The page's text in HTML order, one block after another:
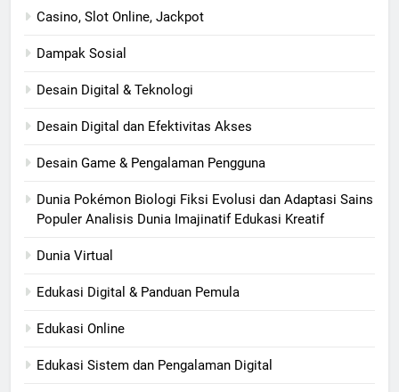
Casino, Slot Online, Jackpot
Dampak Sosial
Desain Digital & Teknologi
Desain Digital dan Efektivitas Akses
Desain Game & Pengalaman Pengguna
Dunia Pokémon Biologi Fiksi Evolusi dan Adaptasi Sains
Populer Analisis Dunia Imajinatif Edukasi Kreatif
Dunia Virtual
Edukasi Digital & Panduan Pemula
Edukasi Online
Edukasi Sistem dan Pengalaman Digital